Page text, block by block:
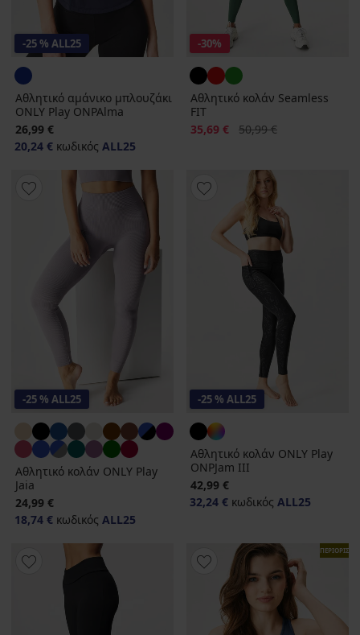
-25 % ALL25
Αθλητικό αμάνικο μπλουζάκι
ONLY Play ONPAlma
26,99 €
20,24 € κωδικός ALL25
-30%
Αθλητικό κολάν Seamless
FIT
Έκπτωση
35,69 € Αρχική τιμή
50,99 €
-25 % ALL25
Αθλητικό κολάν ONLY Play
Jaia
24,99 €
18,74 € κωδικός ALL25
-25 % ALL25
Αθλητικό κολάν ONLY Play
ONPJam III
42,99 €
32,24 € κωδικός ALL25